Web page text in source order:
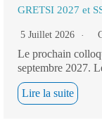
GRETSI 2027 et
5 Juillet 2026
Le prochain
septembre 2027.
Lire la suite